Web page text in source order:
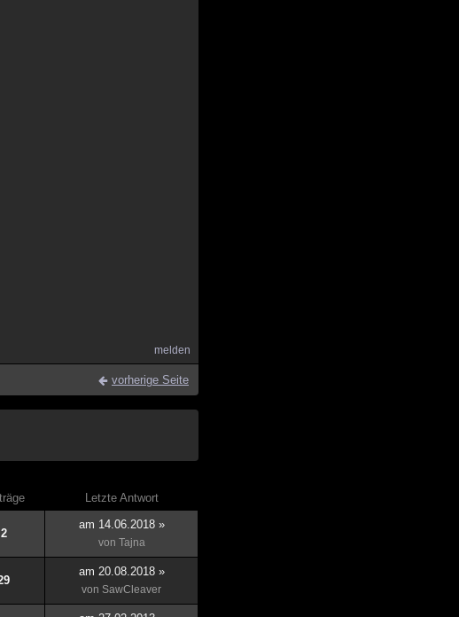
melden
vorherige Seite
Letzte Antwort
2
am 14.06.2018 »
von Tajna
am 20.08.2018 »
von SawCleaver